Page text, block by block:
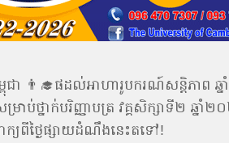
ជា 👨‍🎓ផដល់អាហារូបករណ៍សន្តិភាព
រាប់ថ្នាក់បរិញ្ញាបត្រ វគ្គសិក្សាទី២ ឆ្ន
យពីថ្ងៃផ្សាយដំណឹងនេះតទៅ!